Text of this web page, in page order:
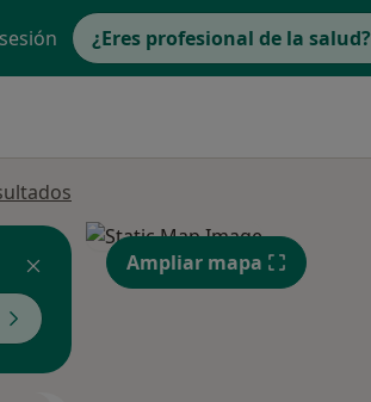
¿Eres profesional de la salud?
Ampliar mapa